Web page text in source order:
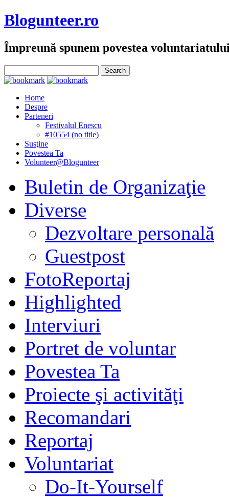
Blogunteer.ro
Împreună spunem povestea
Home
Despre
Parteneri
Festivalul Enescu
#10554 (no title)
Susţine
Povestea Ta
Volunteer@Blogunteer
Buletin de Organizaţie
Diverse
Dezvoltare personală
Guestpost
FotoReportaj
Highlighted
Interviuri
Portret de voluntar
Povestea Ta
Proiecte şi activităţi
Recomandari
Reportaj
Voluntariat
Do-It-Yourself